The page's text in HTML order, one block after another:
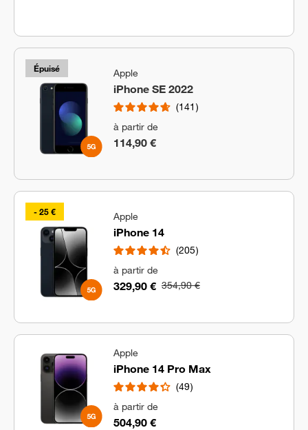
Épuisé Apple
iPhone SE 2022
141
à partir de
114,90 €
- 25 € Apple
iPhone 14
205
à partir de
329,90 € 354,90 €
Apple
iPhone 14 Pro Max
49
à partir de
504,90 €